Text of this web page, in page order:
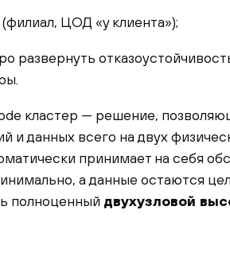
ЦОД «у клиента»);
развернуть
кластер — решение,
и данных всего на двух
принимает на себя
а данные остаются
полноценный двухузловой